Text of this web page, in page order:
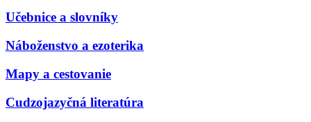
Učebnice a slovníky
Náboženstvo a ezoterika
Mapy a cestovanie
Cudzojazyčná literatúra